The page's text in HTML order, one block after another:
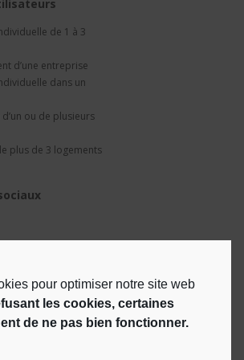
pour optimiser notre site web
les cookies, certaines
de ne pas bien fonctionner.
de 1 à 3
d’une entreprise
dans un
ou de plusieurs
plus de 3 logements